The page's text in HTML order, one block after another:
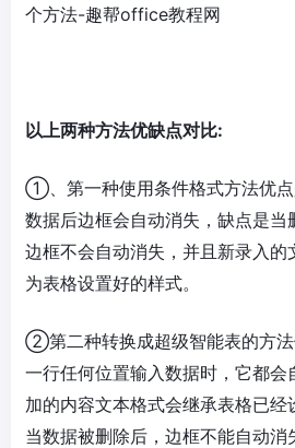
以上两种方法优缺点对比:
①、第一种使用条件格式方法优
数据后边框会自动消失，缺点是
边框不会自动消失，并且新录入的
为表格设置好的样式。
②第二种转换成超级智能表的方
一行任何位置输入数据时，它都会
加的内容文本格式会继承表格已经
当数据被删除后，边框不能自动消